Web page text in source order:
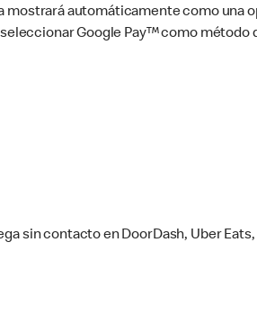
mostrará automáticamente como una
Google Pay™ como método
sin contacto en DoorDash, Uber